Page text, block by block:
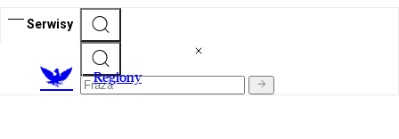
Serwisy
Regiony